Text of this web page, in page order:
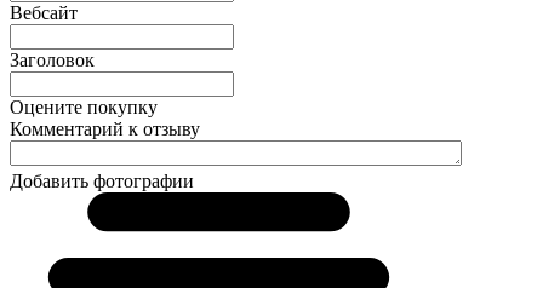
Вебсайт
Заголовок
Оцените покупку
Комментарий к отзыву
Добавить фотографии